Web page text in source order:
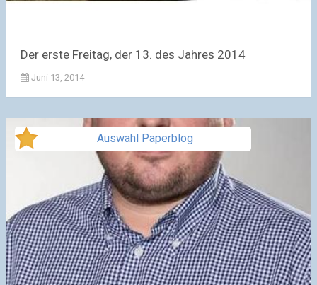
Der erste Freitag, der 13. des Jahres 2014
Juni 13, 2014
Auswahl Paperblog